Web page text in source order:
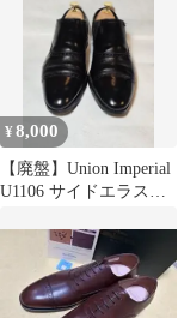
¥8,000
【廃盤】Union Imperial
U1106 サイドエラステ